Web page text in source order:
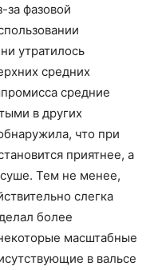
за фазовой
утратилось
средних
средние
в других
что при
приятнее, а
Тем не менее,
слегка
более
масштабные
в вальсе